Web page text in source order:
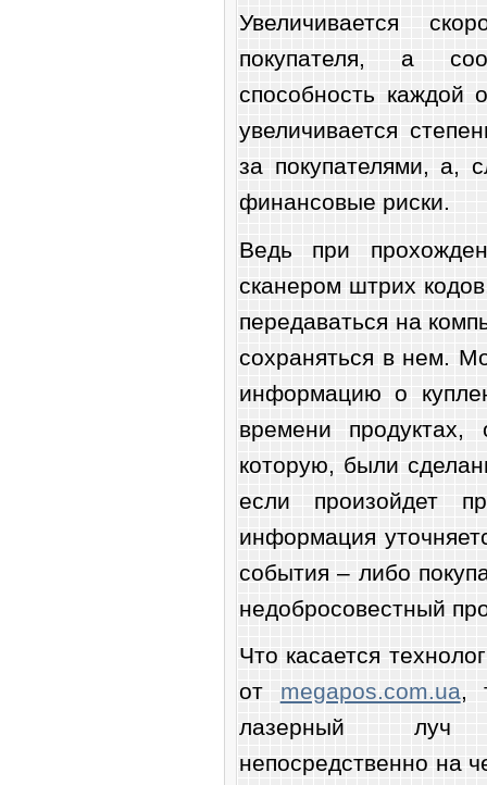
Увеличивается
покупателя, а
способность каждой
увеличивается
за покупателями, а,
финансовые риски.
Ведь при
сканером штрих
передаваться на
сохраняться в нем.
информацию о
времени
которую, были
если произойдет
информация
события – либо
недобросовестный
Что касается
от megapos.com.ua,
лазерный луч
непосредственно на